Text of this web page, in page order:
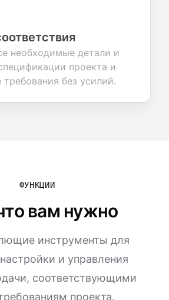
необходимые детали и
проекта и
без усилий.
ФУНКЦИИ
вам нужно
инструменты для
и управления
соответствующими
проекта.